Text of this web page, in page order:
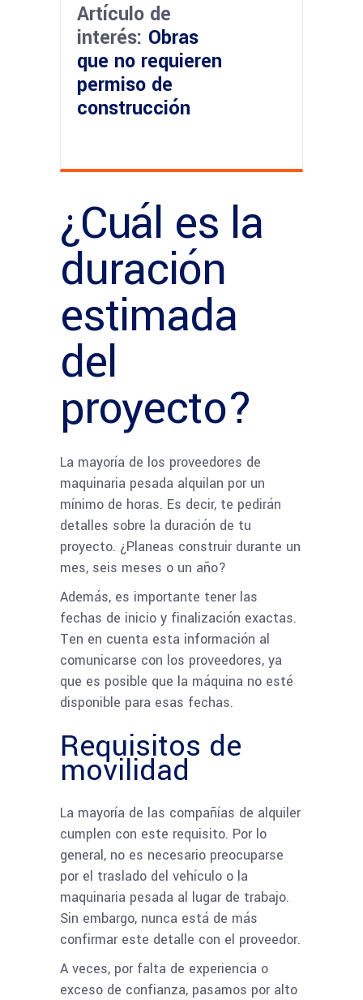
Artículo de
interés: Obras
que no requieren
permiso de
construcción
¿Cuál es la
duración
estimada
del
proyecto?
La mayoría de los proveedores de
maquinaria pesada alquilan por un
mínimo de horas. Es decir, te pedirán
detalles sobre la duración de tu
proyecto. ¿Planeas construir durante un
mes, seis meses o un año?
Además, es importante tener las
fechas de inicio y finalización exactas.
Ten en cuenta esta información al
comunicarse con los proveedores, ya
que es posible que la máquina no esté
disponible para esas fechas.
Requisitos de
movilidad
La mayoría de las compañías de alquiler
cumplen con este requisito. Por lo
general, no es necesario preocuparse
por el traslado del vehículo o la
maquinaria pesada al lugar de trabajo.
Sin embargo, nunca está de más
confirmar este detalle con el proveedor.
A veces, por falta de experiencia o
exceso de confianza, pasamos por alto